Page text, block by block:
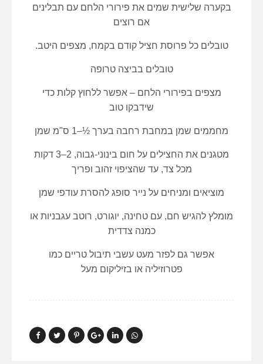
בקערה שלישית שמים את פירורי הלחם עם תבלינים
אם רוצים
טובלים כל פרוסת חציל קודם בקמח, מצפים היטב.
טובלים בביצה טרופה
מצפים בפירורי הלחם – אפשר ללחוץ קלות כדי
שידבקו טוב
מחממים שמן במחבת רחבה בערך ½–1 ס"מ שמן
מטגנים את החצילים על חום בינוני-גבוה, 2–3 דקות
מכל צד, עד שהציפוי זהוב ופריך
מוציאים ומניחים על נייר סופג להסרת עודפי שמן
מומלץ להגיש חם, עם טחינה, יוגורט, רוטב עגבניות או
כמנה צדדית
אפשר גם לפזר מעט עשבי תיבול טריים כמו
פטרוזיליה או בזיליקום מעל